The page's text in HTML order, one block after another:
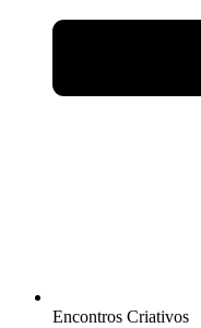
Encontros Criativos